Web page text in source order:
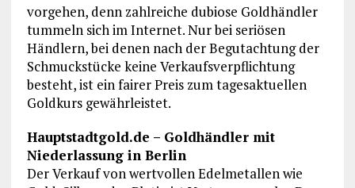
vorgehen, denn zahlreiche dubiose Goldhändler
tummeln sich im Internet. Nur bei seriösen
Händlern, bei denen nach der Begutachtung der
Schmuckstücke keine Verkaufsverpflichtung
besteht, ist ein fairer Preis zum tagesaktuellen
Goldkurs gewährleistet.
Hauptstadtgold.de – Goldhändler mit
Niederlassung in Berlin
Der Verkauf von wertvollen Edelmetallen wie